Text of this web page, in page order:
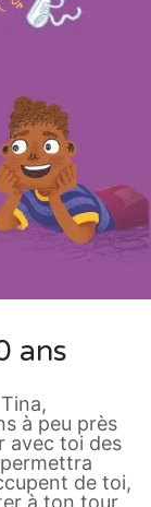
ans
à peu près
avec toi des
de toi,
à ton tour